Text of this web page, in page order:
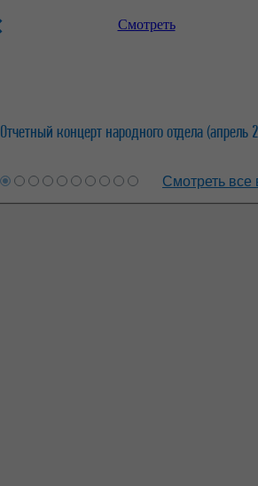
Смотреть
Отчетный концерт народного отдела (апрель
Смотреть все